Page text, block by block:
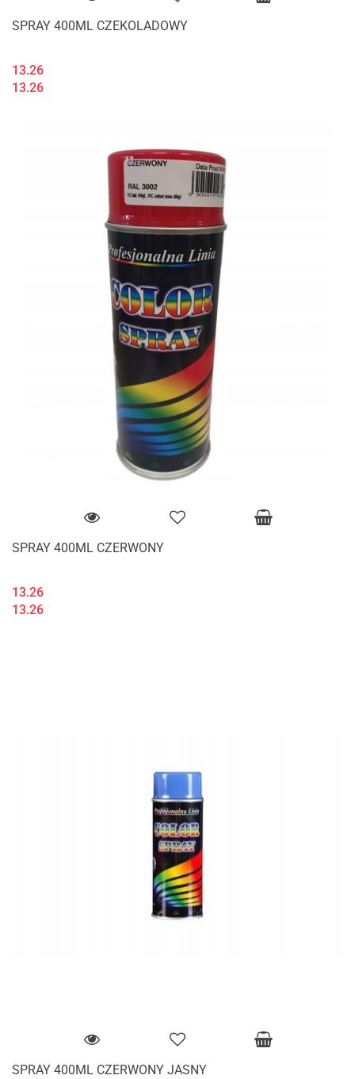
SPRAY 400ML CZEKOLADOWY
13.26
13.26
SPRAY 400ML CZERWONY
13.26
13.26
SPRAY 400ML CZERWONY JASNY